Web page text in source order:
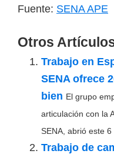
Fuente: SENA APE
Otros
Trabajo en
SENA ofrece
bien El grupo
articulación con la
SENA, abrió este 6
Trabajo de